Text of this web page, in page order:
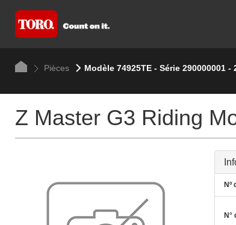
Pièces Modèle 74925TE - Série 290000001 -
Z Master G3 Riding
Nº
N°